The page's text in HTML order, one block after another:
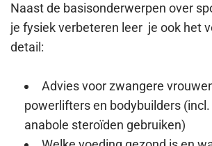
Naast de basisonderwerpen over
je fysiek verbeteren leer je ook het
detail:
Advies voor zwangere
powerlifters en bodybuilders
anabole steroïden gebruiken)